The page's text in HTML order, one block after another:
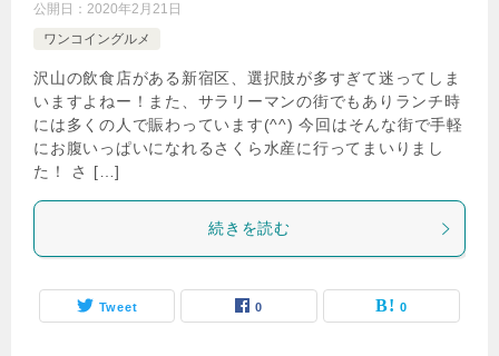
公開日： 2020年2月21日
ワンコイングルメ
沢山の飲食店がある新宿区、選択肢が多すぎて迷ってしま
いますよねー！また、サラリーマンの街でもありランチ時
には多くの人で賑わっています(^^) 今回はそんな街で手軽
にお腹いっぱいになれるさくら水産に行ってまいりまし
た！ さ […]
続きを読む
Tweet 0 0